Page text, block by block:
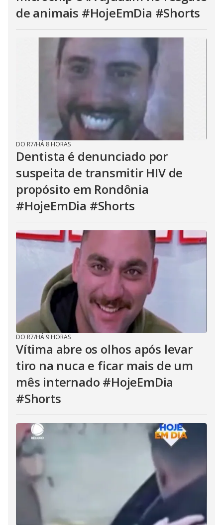
de animais #HojeEmDia #Shorts
DO R7/HÁ 8 HORAS
Dentista é denunciado por
suspeita de transmitir HIV de
propósito em Rondônia
#HojeEmDia #Shorts
DO R7/HÁ 9 HORAS
Vítima abre os olhos após levar
tiro na nuca e ficar mais de um
mês internado #HojeEmDia
#Shorts